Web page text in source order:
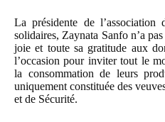
La présidente de l’association
solidaires, Zaynata Sanfo n’a
joie et toute sa gratitude aux
l’occasion pour inviter tout le
la consommation de leurs
uniquement constituée des
et de Sécurité.